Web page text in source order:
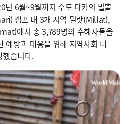
년 6월~9월까지 수도 다카의 밀뿔
캠프 내 3개 지역 밀랏(Millat),
에서 총 3,789명의 수혜자들을
예방과 대응을 위해 지역사회 내
했습니다.